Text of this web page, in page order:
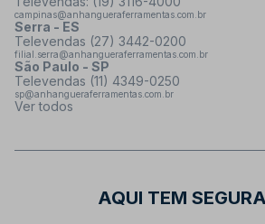
campinas@anhangueraferramentas.com.br
Serra - ES
Televendas (27) 3442-0200
filial.serra@anhangueraferramentas.com.br
São Paulo - SP
Televendas (11) 4349-0250
sp@anhangueraferramentas.com.br
Ver todos
AQUI TEM